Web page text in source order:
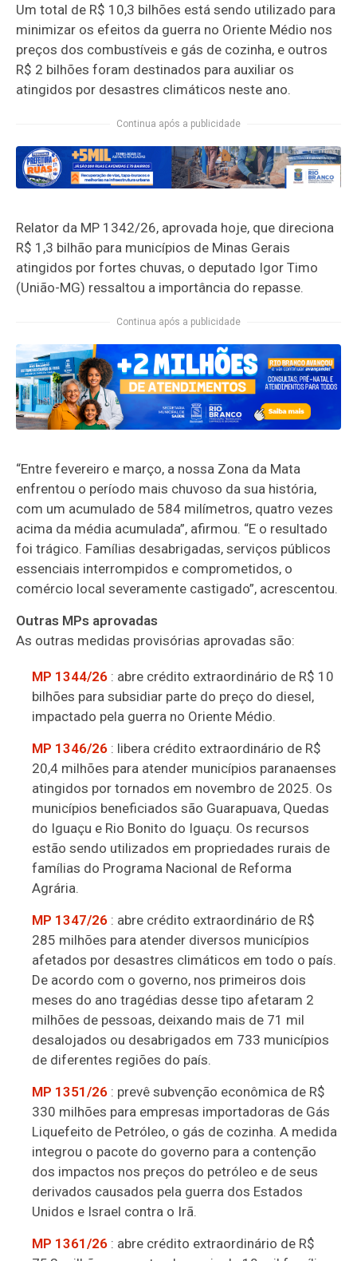
Um total de R$ 10,3 bilhões está sendo utilizado para
minimizar os efeitos da guerra no Oriente Médio nos
preços dos combustíveis e gás de cozinha, e outros
R$ 2 bilhões foram destinados para auxiliar os
atingidos por desastres climáticos neste ano.
Continua após a publicidade
Relator da MP 1342/26, aprovada hoje, que direciona
R$ 1,3 bilhão para municípios de Minas Gerais
atingidos por fortes chuvas, o deputado Igor Timo
(União-MG) ressaltou a importância do repasse.
Continua após a publicidade
“Entre fevereiro e março, a nossa Zona da Mata
enfrentou o período mais chuvoso da sua história,
com um acumulado de 584 milímetros, quatro vezes
acima da média acumulada”, afirmou. “E o resultado
foi trágico. Famílias desabrigadas, serviços públicos
essenciais interrompidos e comprometidos, o
comércio local severamente castigado”, acrescentou.
Outras MPs aprovadas
As outras medidas provisórias aprovadas são:
MP 1344/26 : abre crédito extraordinário de R$ 10
bilhões para subsidiar parte do preço do diesel,
impactado pela guerra no Oriente Médio.
MP 1346/26 : libera crédito extraordinário de R$
20,4 milhões para atender municípios paranaenses
atingidos por tornados em novembro de 2025. Os
municípios beneficiados são Guarapuava, Quedas
do Iguaçu e Rio Bonito do Iguaçu. Os recursos
estão sendo utilizados em propriedades rurais de
famílias do Programa Nacional de Reforma
Agrária.
MP 1347/26 : abre crédito extraordinário de R$
285 milhões para atender diversos municípios
afetados por desastres climáticos em todo o país.
De acordo com o governo, nos primeiros dois
meses do ano tragédias desse tipo afetaram 2
milhões de pessoas, deixando mais de 71 mil
desalojados ou desabrigados em 733 municípios
de diferentes regiões do país.
MP 1351/26 : prevê subvenção econômica de R$
330 milhões para empresas importadoras de Gás
Liquefeito de Petróleo, o gás de cozinha. A medida
integrou o pacote do governo para a contenção
dos impactos nos preços do petróleo e de seus
derivados causados pela guerra dos Estados
Unidos e Israel contra o Irã.
MP 1361/26 : abre crédito extraordinário de R$